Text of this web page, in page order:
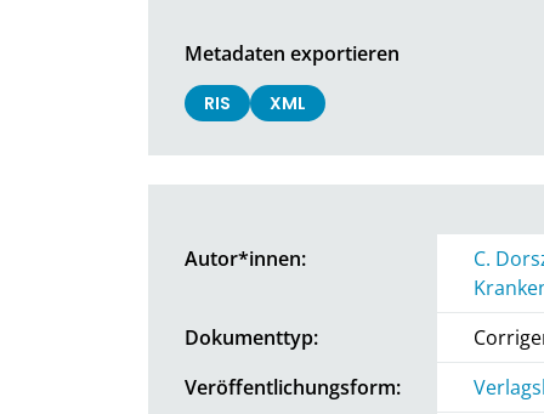
Metadaten exportieren
RIS XML
Autor*innen:
C.
Dokumenttyp:
Veröffentlichungsform: